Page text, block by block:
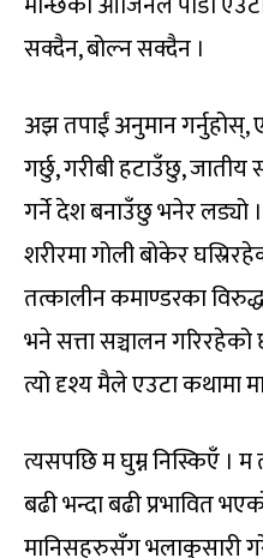
सक्दैन, बोल्न सक्दैन ।
अझ तपाईं अनुमान गर्नुहोस्,
गर्छु, गरीबी हटाउँछु,
गर्ने देश बनाउँछु भनेर लड्यो ।
शरीरमा गोली बोकेर
तत्कालीन कमाण्डरका
भने सत्ता सञ्चालन गरिरहेको
त्यो दृश्य मैले एउटा कथामा
त्यसपछि म घुम्न निस्किएँ ।
बढी भन्दा बढी प्रभावित
मानिसहरुसँग भलाकुसारी गरें